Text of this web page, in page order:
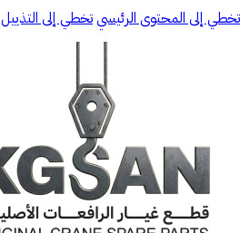
تخطي إلى المحتوى الرئيسيتخطي إلى التذييل